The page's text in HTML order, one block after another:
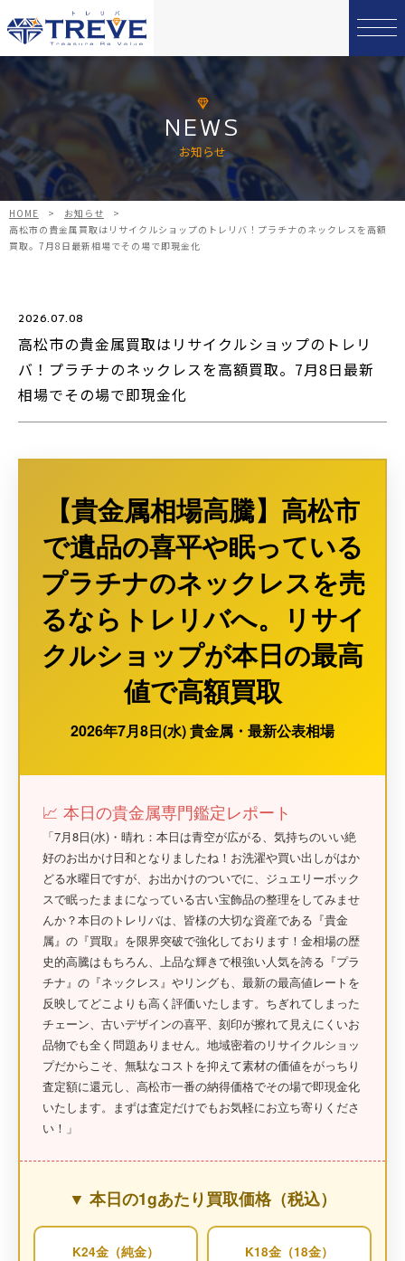
NEWS
お知らせ
HOME > お知らせ
>
高松市の貴金属買取はリサイクルショップのトレリバ！プラチナのネックレスを高額
買取。7月8日最新相場でその場で即現金化
高松市の貴金属買取はリサイクルショップのトレリ
バ！プラチナのネックレスを高額買取。7月8日最新
相場でその場で即現金化
2026.07.08
【貴金属相場高騰】高松市
で遺品の喜平や眠っている
プラチナのネックレスを売
るならトレリバへ。リサイ
クルショップが本日の最高
値で高額買取
2026年7月8日(水) 貴金属・最新公表相場
📈 本日の貴金属専門鑑定レポート
「7月8日(水)・晴れ：本日は青空が広がる、気持ちのいい絶
好のお出かけ日和となりましたね！お洗濯や買い出しがはか
どる水曜日ですが、お出かけのついでに、ジュエリーボック
スで眠ったままになっている古い宝飾品の整理をしてみませ
んか？本日のトレリバは、皆様の大切な資産である『貴金
属』の『買取』を限界突破で強化しております！金相場の歴
史的高騰はもちろん、上品な輝きで根強い人気を誇る『プラ
チナ』の『ネックレス』やリングも、最新の最高値レートを
反映してどこよりも高く評価いたします。ちぎれてしまった
チェーン、古いデザインの喜平、刻印が擦れて見えにくいお
品物でも全く問題ありません。地域密着のリサイクルショッ
プだからこそ、無駄なコストを抑えて素材の価値をがっちり
査定額に還元し、 高松市一番の納得価格でその場で即現金化
いたします。まずは査定だけでもお気軽にお立ち寄りくださ
い！」
▼ 本日の1gあたり買取価格（税込）
K24金（純金） K18金（18金）